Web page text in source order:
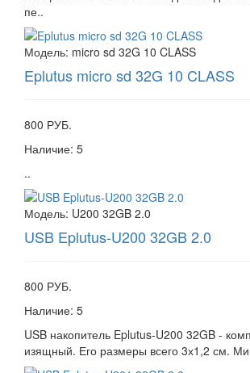
пе..
Модель: micro sd 32G 10 CLASS
Eplutus micro sd 32G 10 CLASS
800 РУБ.
Наличие: 5
..
Модель: U200 32GB 2.0
USB Eplutus-U200 32GB 2.0
800 РУБ.
Наличие: 5
USB накопитель Eplutus-U200 32GB -
изящный. Его размеры всего 3х1,2 см.